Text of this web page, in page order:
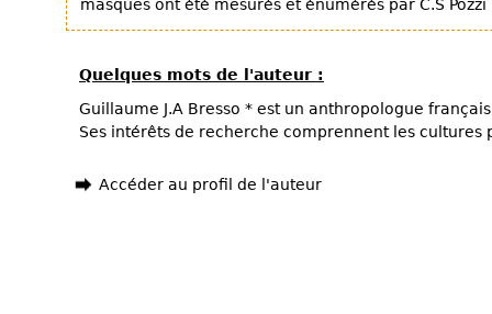
masques ont été mesurés et énumérés par C.S Pozzi
Quelques mots de l'auteur :
Guillaume J.A Bresso * est un anthropologue
Ses intérêts de recherche comprennent les cultures
Accéder au profil de l'auteur